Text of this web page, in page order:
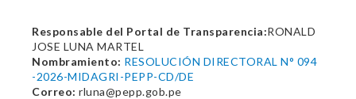
Responsable del Portal de Transparencia:RONALD
JOSE LUNA MARTEL
Nombramiento: RESOLUCIÓN DIRECTORAL N° 094
-2026-MIDAGRI-PEPP-CD/DE
Correo: rluna@pepp.gob.pe